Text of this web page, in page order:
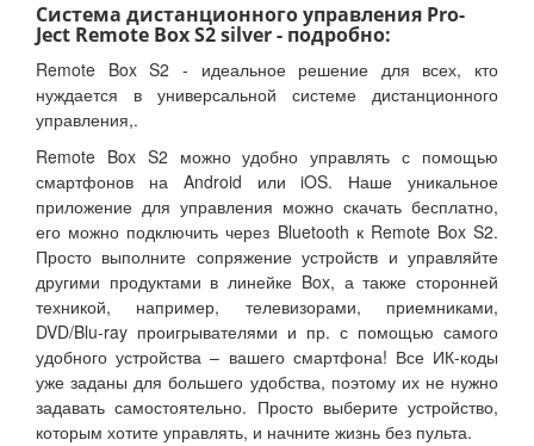
Система дистанционного управления Pro-
Ject Remote Box S2 silver - подробно:
Remote Box S2 - идеальное решение для всех, кто
нуждается в универсальной системе дистанционного
управления,.
Remote Box S2 можно удобно управлять с помощью
смартфонов на Android или iOS. Наше уникальное
приложение для управления можно скачать бесплатно,
его можно подключить через Bluetooth к Remote Box S2.
Просто выполните сопряжение устройств и управляйте
другими продуктами в линейке Box, а также сторонней
техникой, например, телевизорами, приемниками,
DVD/Blu-ray проигрывателями и пр. с помощью самого
удобного устройства – вашего смартфона! Все ИК-коды
уже заданы для большего удобства, поэтому их не нужно
задавать самостоятельно. Просто выберите устройство,
которым хотите управлять, и начните жизнь без пульта.